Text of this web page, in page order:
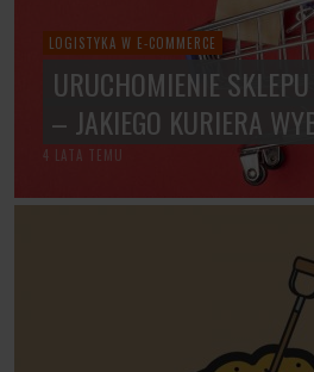
LOGISTYKA W E-COMMERCE
URUCHOMIENIE
– JAKIEGO KURIERA
4 LATA TEMU